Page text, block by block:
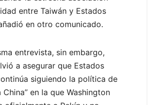
entre Taiwán y Estados
en otro comunicado.
entrevista, sin embargo,
a asegurar que Estados
siguiendo la política de
China’’ en la que Washington